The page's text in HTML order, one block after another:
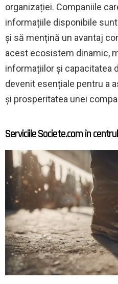
organizației. Companiile
informațiile disponibile
și să mențină un avantaj
acest ecosistem dinamic,
informațiilor și capacitatea
devenit esențiale pentru a
și prosperitatea unei
Serviciile Societe.com în